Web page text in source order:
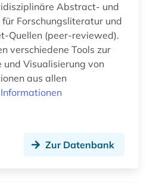
Abstract- und
Forschungsliteratur und
Quellen (peer-reviewed).
verschiedene Tools zur
und Visualisierung von
aus allen
Zur Datenbank